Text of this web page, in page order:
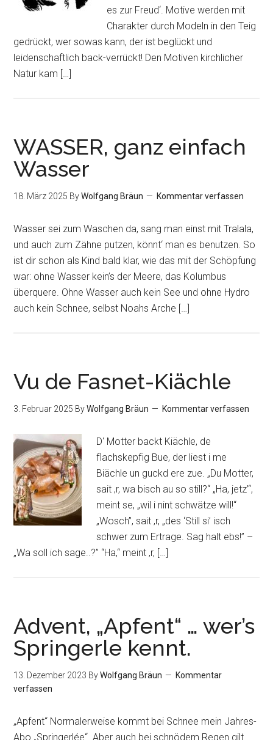
es zur Freud‘. Motive werden mit
Charakter durch Modeln in den Teig
gedrückt, wer sowas kann, der ist beglückt und
leidenschaftlich back-verrückt! Den Motiven kirchlicher
Natur kam […]
WASSER, ganz einfach
Wasser
18. März 2025 ByWolfgang Bräun Kommentar verfassen
Wasser sei zum Waschen da, sang man einst mit Tralala,
und auch zum Zähne putzen, könnt‘ man es benutzen. So
ist dir schon als Kind bald klar, wie das mit der Schöpfung
war: ohne Wasser kein’s der Meere, das Kolumbus
überquere. Ohne Wasser auch kein See und ohne Hydro
auch kein Schnee, selbst Noahs Arche […]
Vu de Fasnet-Kiächle
3. Februar 2025 ByWolfgang Bräun Kommentar verfassen
D‘ Motter backt Kiächle, de
flachskepfig Bue, der liest i me
Biächle un guckd ere zue. „Du Motter,
sait ‚r, wa bisch au so still?“ „Ha, jetz’“,
meint se, „wil i nint schwätze will!“
„Wosch”, sait ‚r, „des ‘Still si’ isch
schwer zum Ertrage. Sag halt ebs!” –
„Wa soll ich sage..?” “Ha,“ meint ‚r, […]
Advent, „Apfent“ … wer’s
Springerle kennt.
13. Dezember 2023 ByWolfgang Bräun
Kommentar
verfassen
„Apfent“ Normalerweise kommt bei Schnee mein Jahres-
Abo „Springerlée“. Aber auch bei schnödem Regen gilt